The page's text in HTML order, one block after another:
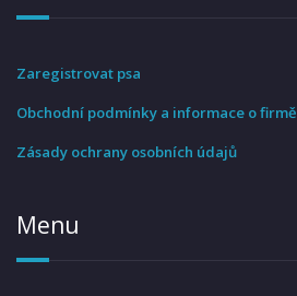
Zaregistrovat psa
Obchodní podmínky a informace o firmě
Zásady ochrany osobních údajů
Menu